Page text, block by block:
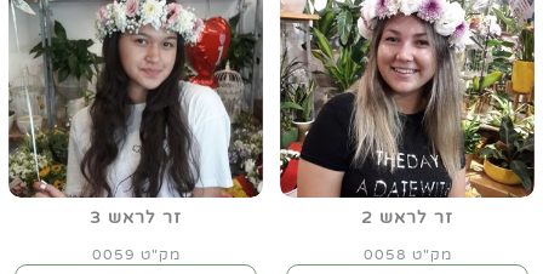
זר לראש 2
מק"ט 0058
זר לראש 3
מק"ט 0059